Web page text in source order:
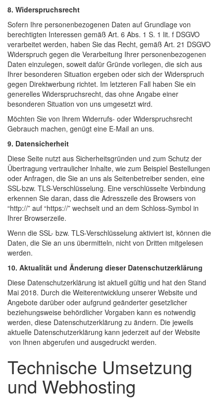
8. Widerspruchsrecht
Sofern Ihre personenbezogenen Daten auf Grundlage von
berechtigten Interessen gemäß Art. 6 Abs. 1 S. 1 lit. f DSGVO
verarbeitet werden, haben Sie das Recht, gemäß Art. 21 DSGVO
Widerspruch gegen die Verarbeitung Ihrer personenbezogenen
Daten einzulegen, soweit dafür Gründe vorliegen, die sich aus
Ihrer besonderen Situation ergeben oder sich der Widerspruch
gegen Direktwerbung richtet. Im letzteren Fall haben Sie ein
generelles Widerspruchsrecht, das ohne Angabe einer
besonderen Situation von uns umgesetzt wird.
Möchten Sie von Ihrem Widerrufs- oder Widerspruchsrecht
Gebrauch machen, genügt eine E-Mail an uns.
9. Datensicherheit
Diese Seite nutzt aus Sicherheitsgründen und zum Schutz der
Übertragung vertraulicher Inhalte, wie zum Beispiel Bestellungen
oder Anfragen, die Sie an uns als Seitenbetreiber senden, eine
SSL-bzw. TLS-Verschlüsselung. Eine verschlüsselte Verbindung
erkennen Sie daran, dass die Adresszeile des Browsers von
“http://” auf “https://” wechselt und an dem Schloss-Symbol in
Ihrer Browserzeile.
Wenn die SSL- bzw. TLS-Verschlüsselung aktiviert ist, können die
Daten, die Sie an uns übermitteln, nicht von Dritten mitgelesen
werden.
10. Aktualität und Änderung dieser Datenschutzerklärung
Diese Datenschutzerklärung ist aktuell gültig und hat den Stand
Mai 2018. Durch die Weiterentwicklung unserer Website und
Angebote darüber oder aufgrund geänderter gesetzlicher
beziehungsweise behördlicher Vorgaben kann es notwendig
werden, diese Datenschutzerklärung zu ändern. Die jeweils
aktuelle Datenschutzerklärung kann jederzeit auf der Website
von Ihnen abgerufen und ausgedruckt werden.
Technische Umsetzung
und Webhosting